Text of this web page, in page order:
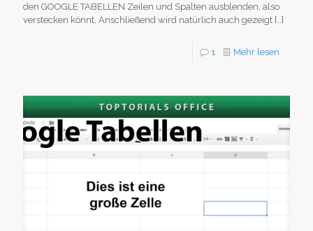
den GOOGLE TABELLEN Zeilen und Spalten ausblenden, also
verstecken könnt. Anschließend wird natürlich auch gezeigt […]
1 Mehr lesen